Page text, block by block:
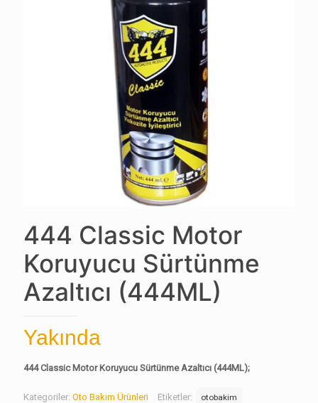
444 Classic Motor
Koruyucu Sürtünme
Azaltıcı (444ML)
Yakında
444 Classic Motor Koruyucu Sürtünme Azaltıcı (444ML);
Kategoriler: Oto Bakım Ürünleri Etiketler: otobakim